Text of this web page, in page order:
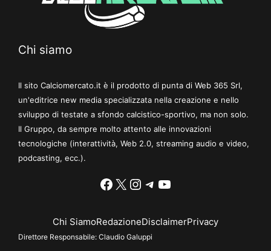
Chi siamo
Il sito Calciomercato.it è il prodotto di punta di Web 365 Srl,
un'editrice new media specializzata nella creazione e nello
sviluppo di testate a sfondo calcistico-sportivo, ma non solo.
Il Gruppo, da sempre molto attento alle innovazioni
tecnologiche (interattività, Web 2.0, streaming audio e video,
podcasting, ecc.).
Facebook
X Instagram
Telegram
YouTube
Chi SiamoRedazioneDisclaimerPrivacy
Direttore Responsabile: Claudio Galuppi